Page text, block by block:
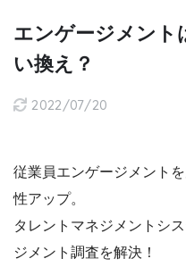
エンゲージメント
い換え？
2022/07/20
従業員エンゲージメント
性アップ。
タレントマネジメントシ
ジメント調査を解決！